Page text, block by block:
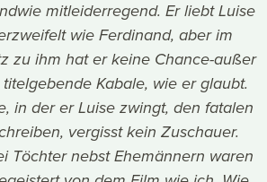
mitleiderregend. Er liebt Luise
wie Ferdinand, aber im
zu ihm hat er keine Chance-außer
Kabale, wie er glaubt.
in der er Luise zwingt, den fatalen
vergisst kein Zuschauer.
Töchter nebst Ehemännern waren